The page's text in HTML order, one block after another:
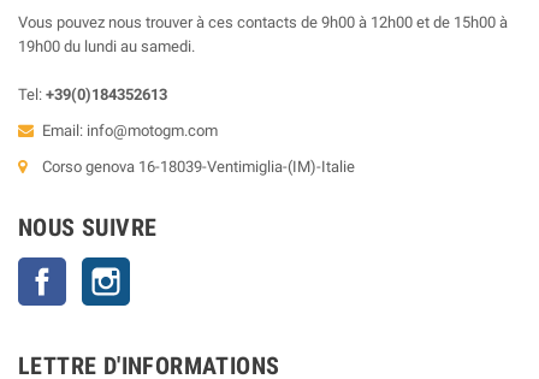
Vous pouvez nous trouver à ces contacts de 9h00 à 12h00 et de 15h00 à
19h00 du lundi au samedi.
Tel: +39(0)184352613
Email: info@motogm.com
Corso genova 16-18039-Ventimiglia-(IM)-Italie
NOUS SUIVRE
Facebook
LETTRE D'INFORMATIONS